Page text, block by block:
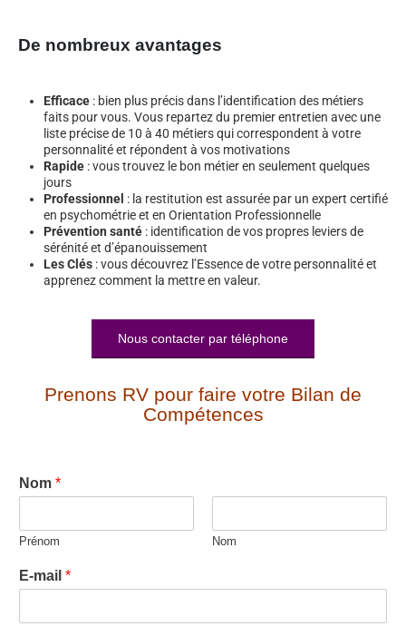
De nombreux avantages
Efficace : bien plus précis dans l’identification des métiers
faits pour vous. Vous repartez du premier entretien avec une
liste précise de 10 à 40 métiers qui correspondent à votre
personnalité et répondent à vos motivations
Rapide : vous trouvez le bon métier en seulement quelques
jours
Professionnel : la restitution est assurée par un expert certifié
en psychométrie et en Orientation Professionnelle
Prévention santé : identification de vos propres leviers de
sérénité et d’épanouissement
Les Clés : vous découvrez l’Essence de votre personnalité et
apprenez comment la mettre en valeur.
Nous contacter par téléphone
Prenons RV pour faire votre Bilan de
Compétences
Nom *
Prénom Nom
E-mail *